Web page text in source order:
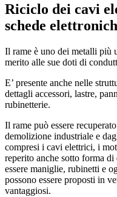
Riciclo dei cavi
schede
Il rame è uno dei metalli più
merito alle sue doti di
E’ presente anche nelle
dettagli accessori, lastre,
rubinetterie.
Il rame può essere
demolizione industriale e
compresi i cavi elettrici, i
reperito anche sotto forma
essere maniglie, rubinetti e
possono essere proposti in
vantaggiosi.